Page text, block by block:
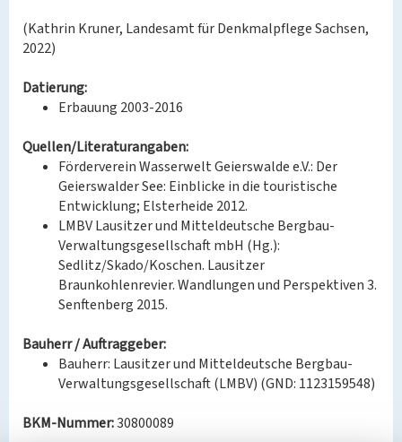
(Kathrin Kruner, Landesamt für Denkmalpflege Sachsen,
2022)
Datierung:
Erbauung 2003-2016
Quellen/Literaturangaben:
Förderverein Wasserwelt Geierswalde e.V.: Der
Geierswalder See: Einblicke in die touristische
Entwicklung; Elsterheide 2012.
LMBV Lausitzer und Mitteldeutsche Bergbau-
Verwaltungsgesellschaft mbH (Hg.):
Sedlitz/Skado/Koschen. Lausitzer
Braunkohlenrevier. Wandlungen und Perspektiven 3.
Senftenberg 2015.
Bauherr / Auftraggeber:
Bauherr: Lausitzer und Mitteldeutsche Bergbau-
Verwaltungsgesellschaft (LMBV) (GND: 1123159548)
BKM-Nummer:30800089